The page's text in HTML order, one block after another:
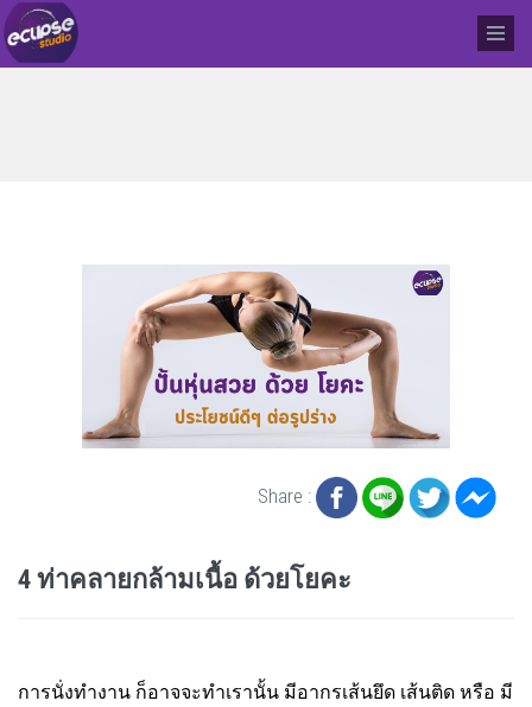
Share :
4 ท่าคลายกล้ามเนื้อ ด้วยโยคะ
การนั่งทำงาน ก็อาจจะทำเรานั้น มีอากรเส้นยึด เส้นติด หรือ มี